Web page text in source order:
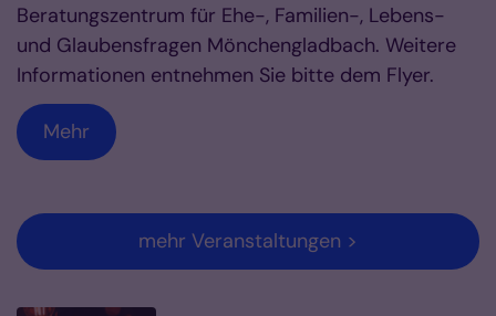
Beratungszentrum für Ehe-, Familien-, Lebens-
und Glaubensfragen Mönchengladbach. Weitere
Informationen entnehmen Sie bitte dem Flyer.
Mehr
mehr Veranstaltungen >